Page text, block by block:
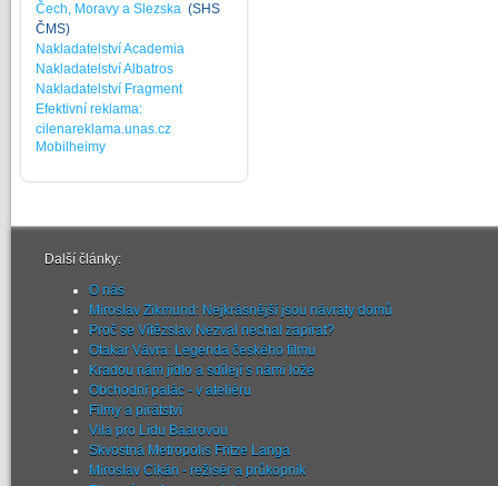
Čech, Moravy a Slezska (SHS
ČMS)
Nakladatelství Academia
Nakladatelství Albatros
Nakladatelství Fragment
Efektivní reklama:
cilenareklama.unas.cz
Mobilheimy
Další články:
O nás
Miroslav Zikmund: Nejkrásnější jsou návraty domů
Proč se Vítězslav Nezval nechal zapírat?
Otakar Vávra: Legenda českého filmu
Kradou nám jídlo a sdílejí s námi lože
Obchodní palác - v ateliéru
Filmy a pirátství
Vila pro Lídu Baarovou
Skvostná Metropolis Fritze Langa
Miroslav Cikán - režisér a průkopník